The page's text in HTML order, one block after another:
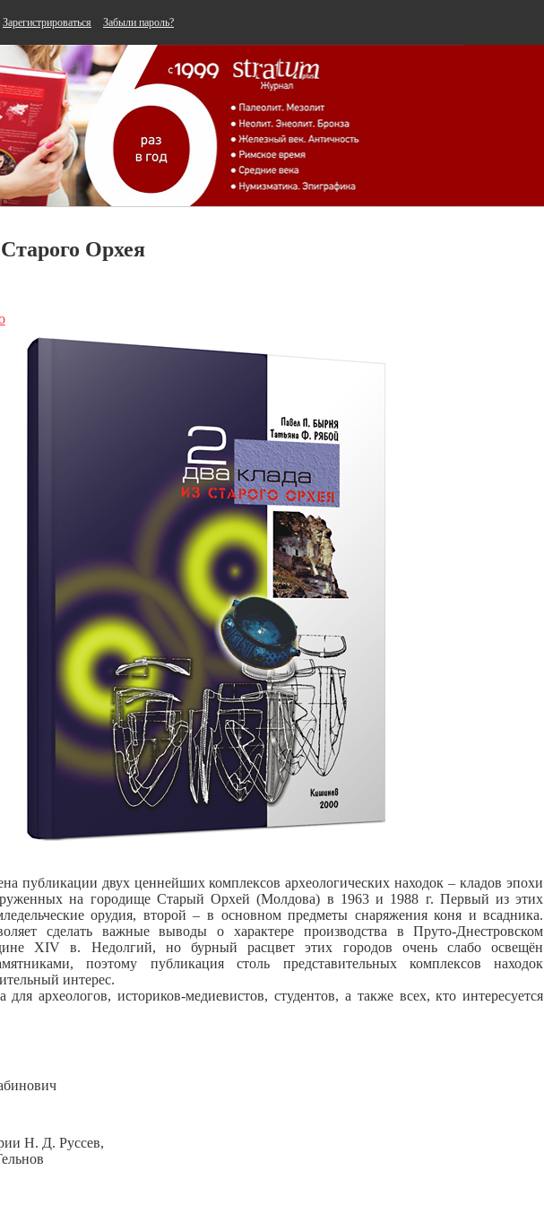
Зарегистрироваться Забыли пароль?
Орхея
публикации двух ценнейших комплексов археологических находок – кладов эпохи
на городище Старый Орхей (Молдова) в 1963 и 1988 г. Первый из этих
орудия, второй – в основном предметы снаряжения коня и всадника.
сделать важные выводы о характере производства в Пруто-Днестровском
XIV в. Недолгий, но бурный расцвет этих городов очень слабо освещён
поэтому публикация столь представительных комплексов находок
интерес.
для археологов, историков-медиевистов, студентов, а также всех, кто интересуется
Н. Д. Руссев,